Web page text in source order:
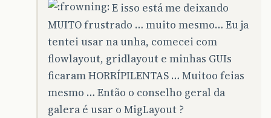
E isso está me deixando
MUITO frustrado … muito mesmo… Eu ja
tentei usar na unha, comecei com
flowlayout, gridlayout e minhas GUIs
ficaram HORRÍPILENTAS … Muitoo feias
mesmo … Então o conselho geral da
galera é usar o MigLayout ?